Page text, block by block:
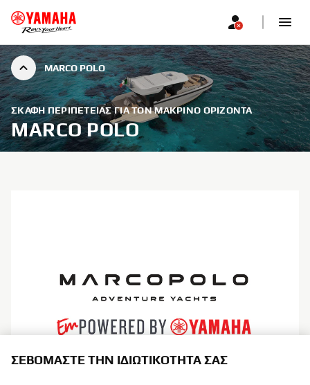
MARCO POLO
ΣΚΆΦΗ ΠΕΡΙΠΈΤΕΙΑΣ ΓΙΑ ΤΟΝ ΜΑΚΡΙΝΌ ΟΡΊΖΟΝΤΑ
MARCO POLO
ΣΕΒΌΜΑΣΤΕ ΤΗΝ ΙΔΙΩΤΙΚΌΤΗΤΆ ΣΑΣ